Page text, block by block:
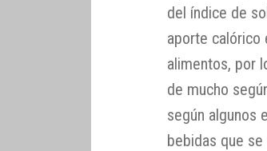
del índice de
aporte calórico
alimentos, por
de mucho
según algunos
bebidas que